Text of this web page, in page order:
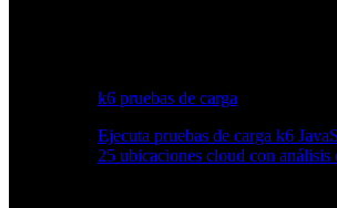
k6 pruebas de carga
Ejecuta pruebas de carga k6
25 ubicaciones cloud con análisis